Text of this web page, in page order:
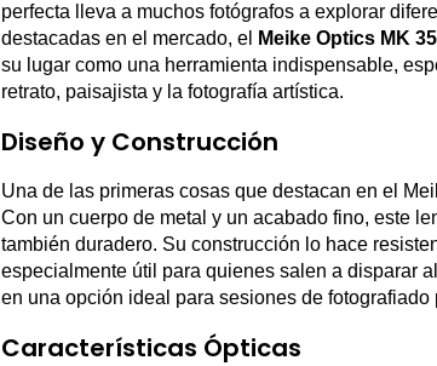
perfecta lleva a muchos fotógrafos a explorar
destacadas en el mercado, el
Meike Optics MK
su lugar como una herramienta indispensable,
retrato, paisajista y la fotografía artística.
Diseño y Construcción
Una de las primeras cosas que destacan en el
Con un cuerpo de metal y un acabado fino, este
también duradero. Su construcción lo hace
especialmente útil para quienes salen a disparar
en una opción ideal para sesiones de fotografiado
Características Ópticas